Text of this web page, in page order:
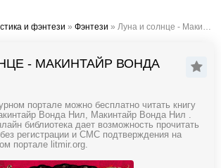
и фэнтези » Фэнтези » Луна и солнце - Макинтайр Вонда Нил
- МАКИНТАЙР ВОНДА
портале можно бесплатно читать книгу
Вонда Нил, Макинтайр Вонда Нил .
библиотека дает возможность прочитать
регистрации и СМС подтверждения на
портале litmir.org.